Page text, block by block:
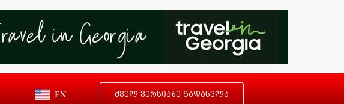
EN ძველ ვერსიაზე გადასვლა